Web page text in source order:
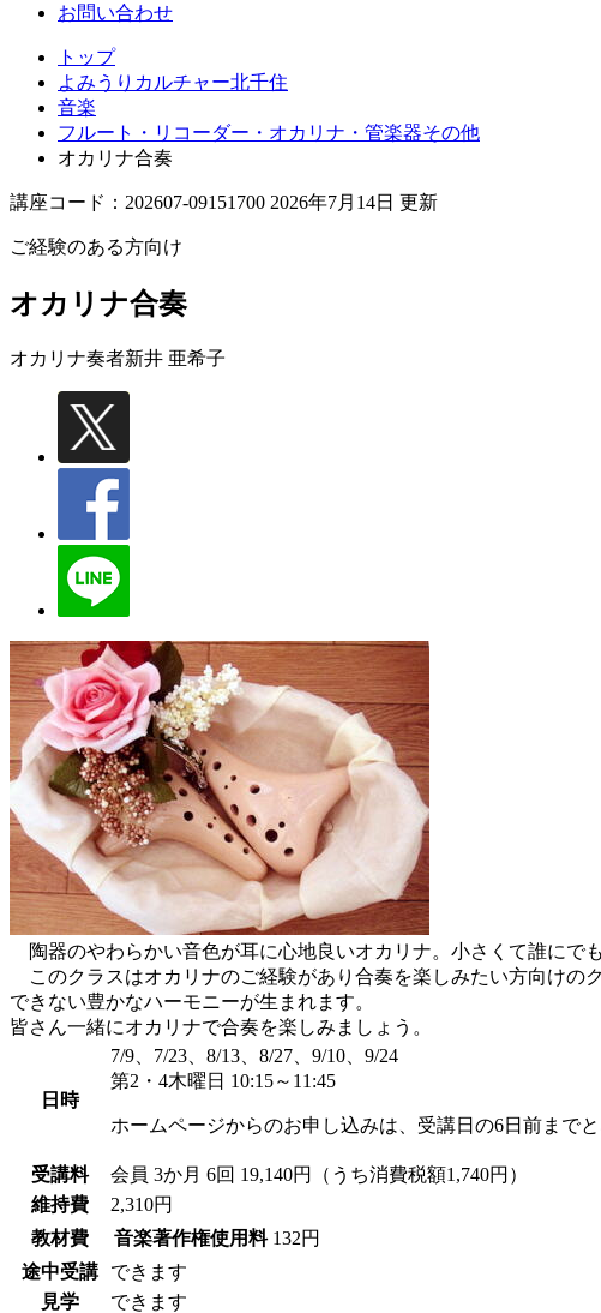
お問い合わせ
トップ
よみうりカルチャー北千住
音楽
フルート・リコーダー・オカリナ・管楽器その他
オカリナ合奏
講座コード：202607-09151700 2026年7月14日 更新
ご経験のある方向け
オカリナ合奏
オカリナ奏者新井 亜希子
陶器のやわらかい音色が耳に心地良いオカリナ。小さくて誰にで
このクラスはオカリナのご経験があり合奏を楽しみたい方向けの
できない豊かなハーモニーが生まれます。
皆さん一緒にオカリナで合奏を楽しみましょう。
日時
7/9、7/23、8/13、8/27、9/10、9/24
第2・4木曜日 10:15～11:45
ホームページからのお申し込みは、受講日の6日前までと
受講料 会員 3か月 6回 19,140円（うち消費税額1,740円）
維持費
2,310円
教材費
音楽著作権使用料 132円
途中受講
できます
見学
できます